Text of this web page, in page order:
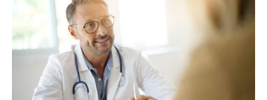
Free limited access
Gratis / forever
Etiam est nibh, lobortis sit